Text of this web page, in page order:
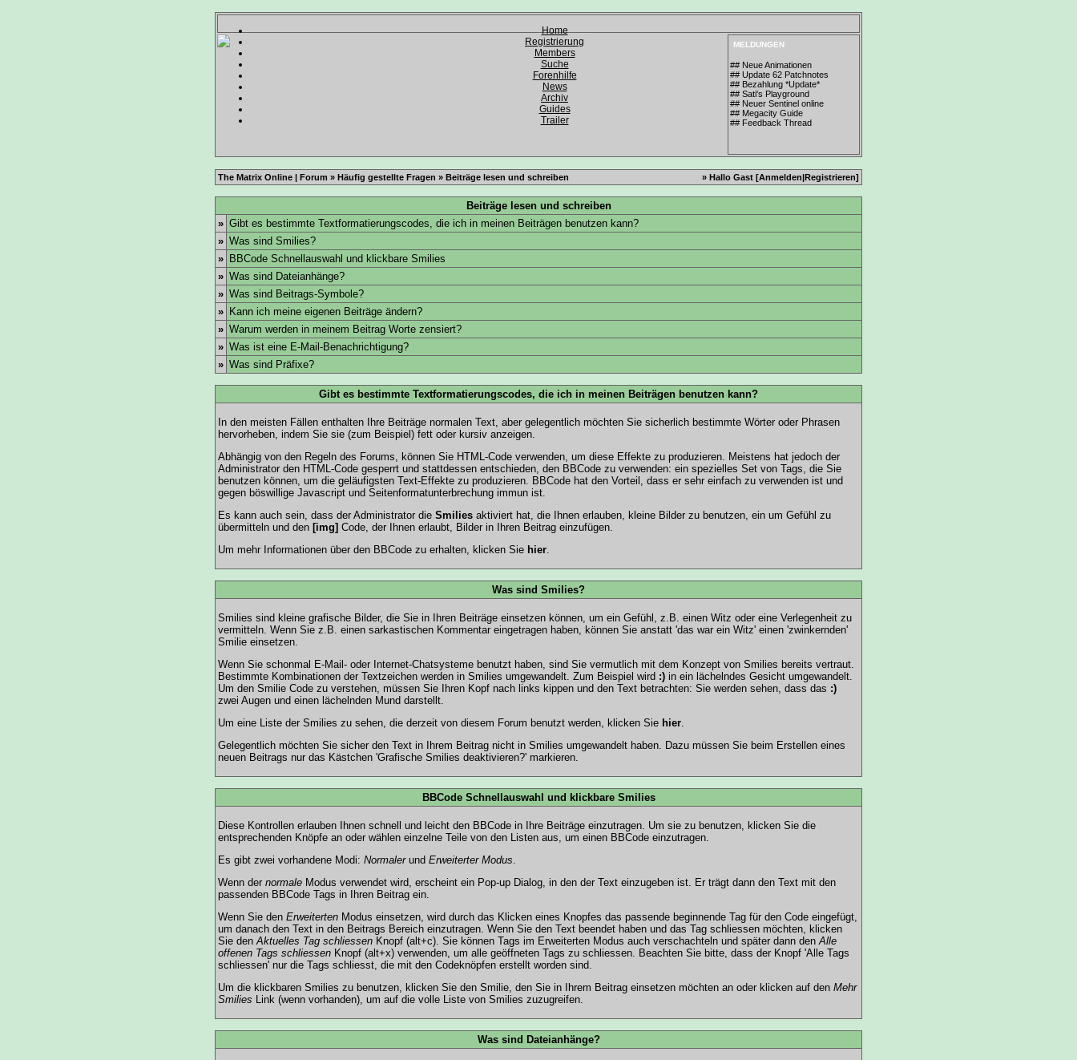
Home
Registrierung
Members
Suche
Forenhilfe
News
Archiv
Guides
Trailer
MELDUNGEN
## Neue Animationen
## Update 62 Patchnotes
## Bezahlung *Update*
## Sati's Playground
## Neuer Sentinel online
## Megacity Guide
## Feedback Thread
The Matrix Online | Forum » Häufig gestellte Fragen » Beiträge lesen und schreiben » Hallo Gast [Anmelden|Registrieren]
Beiträge lesen und schreiben
» Gibt es bestimmte Textformatierungscodes, die ich in meinen Beiträgen benutzen kann?
» Was sind Smilies?
» BBCode Schnellauswahl und klickbare Smilies
» Was sind Dateianhänge?
» Was sind Beitrags-Symbole?
» Kann ich meine eigenen Beiträge ändern?
» Warum werden in meinem Beitrag Worte zensiert?
» Was ist eine E-Mail-Benachrichtigung?
» Was sind Präfixe?
Gibt es bestimmte Textformatierungscodes, die ich in meinen Beiträgen benutzen kann?
In den meisten Fällen enthalten Ihre Beiträge normalen Text, aber gelegentlich möchten Sie sicherlich bestimmte Wörter oder Phrasen
hervorheben, indem Sie sie (zum Beispiel) fett oder kursiv anzeigen.
Abhängig von den Regeln des Forums, können Sie HTML-Code verwenden, um diese Effekte zu produzieren. Meistens hat jedoch der
Administrator den HTML-Code gesperrt und stattdessen entschieden, den BBCode zu verwenden: ein spezielles Set von Tags, die Sie
benutzen können, um die geläufigsten Text-Effekte zu produzieren. BBCode hat den Vorteil, dass er sehr einfach zu verwenden ist und
gegen böswillige Javascript und Seitenformatunterbrechung immun ist.
Es kann auch sein, dass der Administrator die Smilies aktiviert hat, die Ihnen erlauben, kleine Bilder zu benutzen, ein um Gefühl zu
übermitteln und den [img] Code, der Ihnen erlaubt, Bilder in Ihren Beitrag einzufügen.
Um mehr Informationen über den BBCode zu erhalten, klicken Sie hier.
Was sind Smilies?
Smilies sind kleine grafische Bilder, die Sie in Ihren Beiträge einsetzen können, um ein Gefühl, z.B. einen Witz oder eine Verlegenheit zu
vermitteln. Wenn Sie z.B. einen sarkastischen Kommentar eingetragen haben, können Sie anstatt 'das war ein Witz' einen 'zwinkernden'
Smilie einsetzen.
Wenn Sie schonmal E-Mail- oder Internet-Chatsysteme benutzt haben, sind Sie vermutlich mit dem Konzept von Smilies bereits vertraut.
Bestimmte Kombinationen der Textzeichen werden in Smilies umgewandelt. Zum Beispiel wird :) in ein lächelndes Gesicht umgewandelt.
Um den Smilie Code zu verstehen, müssen Sie Ihren Kopf nach links kippen und den Text betrachten: Sie werden sehen, dass das :)
zwei Augen und einen lächelnden Mund darstellt.
Um eine Liste der Smilies zu sehen, die derzeit von diesem Forum benutzt werden, klicken Sie hier.
Gelegentlich möchten Sie sicher den Text in Ihrem Beitrag nicht in Smilies umgewandelt haben. Dazu müssen Sie beim Erstellen eines
neuen Beitrags nur das Kästchen 'Grafische Smilies deaktivieren?' markieren.
BBCode Schnellauswahl und klickbare Smilies
Diese Kontrollen erlauben Ihnen schnell und leicht den BBCode in Ihre Beiträge einzutragen. Um sie zu benutzen, klicken Sie die
entsprechenden Knöpfe an oder wählen einzelne Teile von den Listen aus, um einen BBCode einzutragen.
Es gibt zwei vorhandene Modi: Normalerund Erweiterter Modus.
Wenn der normale Modus verwendet wird, erscheint ein Pop-up Dialog, in den der Text einzugeben ist. Er trägt dann den Text mit den
passenden BBCode Tags in Ihren Beitrag ein.
Wenn Sie den Erweiterten Modus einsetzen, wird durch das Klicken eines Knopfes das passende beginnende Tag für den Code eingefügt,
um danach den Text in den Beitrags Bereich einzutragen. Wenn Sie den Text beendet haben und das Tag schliessen möchten, klicken
Sie denAktuelles Tag schliessen Knopf (alt+c). Sie können Tags im Erweiterten Modus auch verschachteln und später dann denAlle
offenen Tags schliessen Knopf (alt+x) verwenden, um alle geöffneten Tags zu schliessen. Beachten Sie bitte, dass der Knopf 'Alle Tags
schliessen' nur die Tags schliesst, die mit den Codeknöpfen erstellt worden sind.
Um die klickbaren Smilies zu benutzen, klicken Sie den Smilie, den Sie in Ihrem Beitrag einsetzen möchten an oder klicken auf den Mehr
Smilies Link (wenn vorhanden), um auf die volle Liste von Smilies zuzugreifen.
Was sind Dateianhänge?